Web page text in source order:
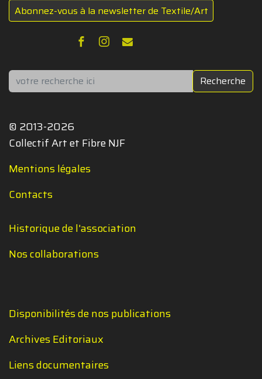
Abonnez-vous à la newsletter de Textile/Art
Rechercher Recherche
© 2013-2026
Collectif Art et Fibre NJF
Mentions légales
Contacts
Historique de l'association
Nos collaborations
Disponibilités de nos publications
Archives Editoriaux
Liens documentaires